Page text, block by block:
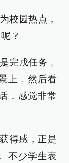
校园热点，
？
完成任务，
上，然后看
，感觉非常
得感，正是
不少学生表